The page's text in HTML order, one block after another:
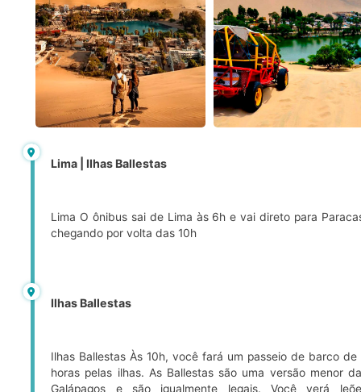
Lima | Ilhas Ballestas
Lima O ônibus sai de Lima às 6h e vai direto para
chegando por volta das 10h
Ilhas Ballestas
Ilhas Ballestas Às 10h, você fará um passeio de barco de
horas pelas ilhas. As Ballestas são uma versão menor
Galápagos e são igualmente legais. Você verá